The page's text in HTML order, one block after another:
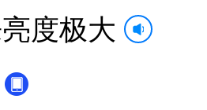
度极大